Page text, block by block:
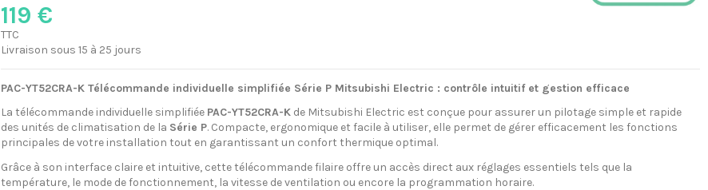
119 €
TTC
Livraison sous 15 à 25 jours
PAC-YT52CRA-K Télécommande individuelle simplifiée Série P Mitsubishi Electric : contrôle intuitif et gestion efficace
La télécommande individuelle simplifiée PAC-YT52CRA-Kde Mitsubishi Electric est conçue pour assurer un pilotage simple et rapide
des unités de climatisation de la Série P. Compacte, ergonomique et facile à utiliser, elle permet de gérer efficacement les fonctions
principales de votre installation tout en garantissant un confort thermique optimal.
Grâce à son interface claire et intuitive, cette télécommande filaire offre un accès direct aux réglages essentiels tels que la
température, le mode de fonctionnement, la vitesse de ventilation ou encore la programmation horaire.